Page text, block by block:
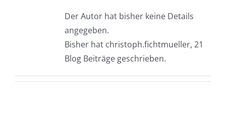
Der Autor hat bisher keine Details
angegeben.
Bisher hat christoph.fichtmueller, 21
Blog Beiträge geschrieben.